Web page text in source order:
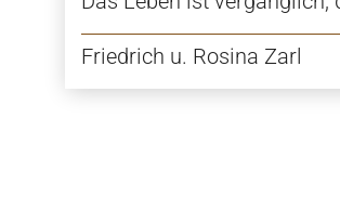
Friedrich u. Rosina Zarl